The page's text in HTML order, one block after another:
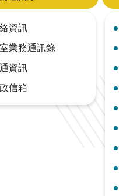
資訊
業務通訊錄
資訊
信箱